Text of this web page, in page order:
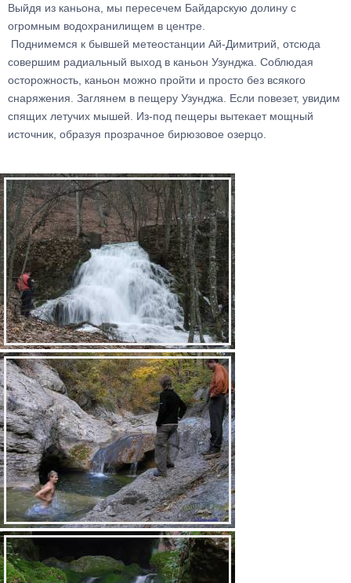
Выйдя из каньона, мы пересечем Байдарскую долину с
огромным водохранилищем в центре.
Поднимемся к бывшей метеостанции Ай-Димитрий, отсюда
совершим радиальный выход в каньон Узунджа. Соблюдая
осторожность, каньон можно пройти и просто без всякого
снаряжения. Заглянем в пещеру Узунджа. Если повезет, увидим
спящих летучих мышей. Из-под пещеры вытекает мощный
источник, образуя прозрачное бирюзовое озерцо.